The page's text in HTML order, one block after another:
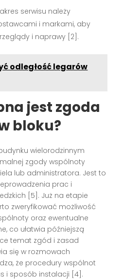
serwisu należy
i markami, aby
i naprawy [2] .
odległość legarów
jest zgoda
bloku?
wielorodzinnym
zgody wspólnoty
lub administratora. Jest to
prac i
[5] . Już na etapie
zweryfikować możliwość
oraz ewentualne
co ułatwia późniejszą
temat zgód i zasad
się w rozmowach
że procedury wspólnot
i sposób instalacji [4] .